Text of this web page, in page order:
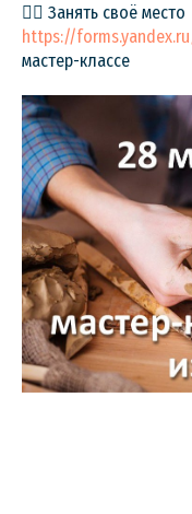
👉🏻 Занять своё место
https://
мастер-классе